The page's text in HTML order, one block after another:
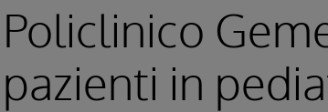
Policlinico
pazienti in